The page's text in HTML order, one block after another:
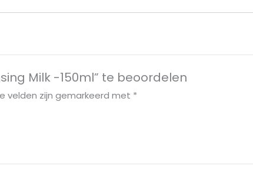
Milk -150ml” te beoordelen
velden zijn gemarkeerd met *